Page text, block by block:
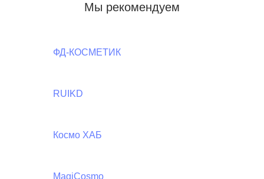
Мы рекомендуем
ФД-КОСМЕТИК
RUIKD
Космо ХАБ
MagiCosmo